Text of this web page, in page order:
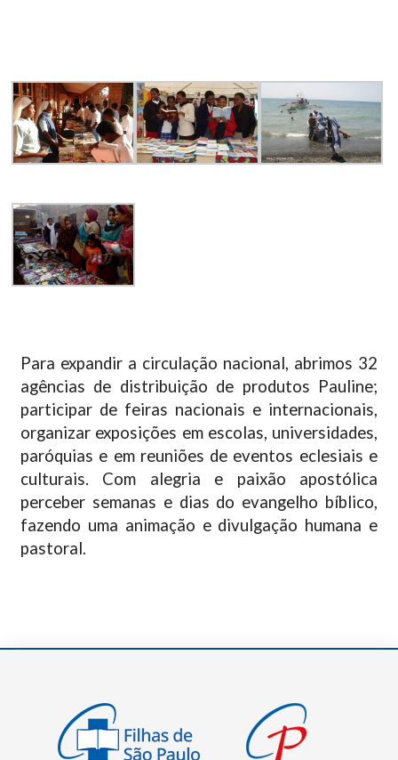
Para expandir a circulação nacional, abrimos 32
agências de distribuição de produtos Pauline;
participar de feiras nacionais e internacionais,
organizar exposições em escolas, universidades,
paróquias e em reuniões de eventos eclesiais e
culturais. Com alegria e paixão apostólica
perceber semanas e dias do evangelho bíblico,
fazendo uma animação e divulgação humana e
pastoral.